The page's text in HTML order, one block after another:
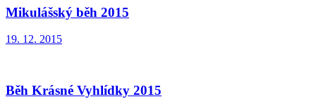
Mikulášský běh 2015
19. 12. 2015
Běh Krásné Vyhlídky 2015